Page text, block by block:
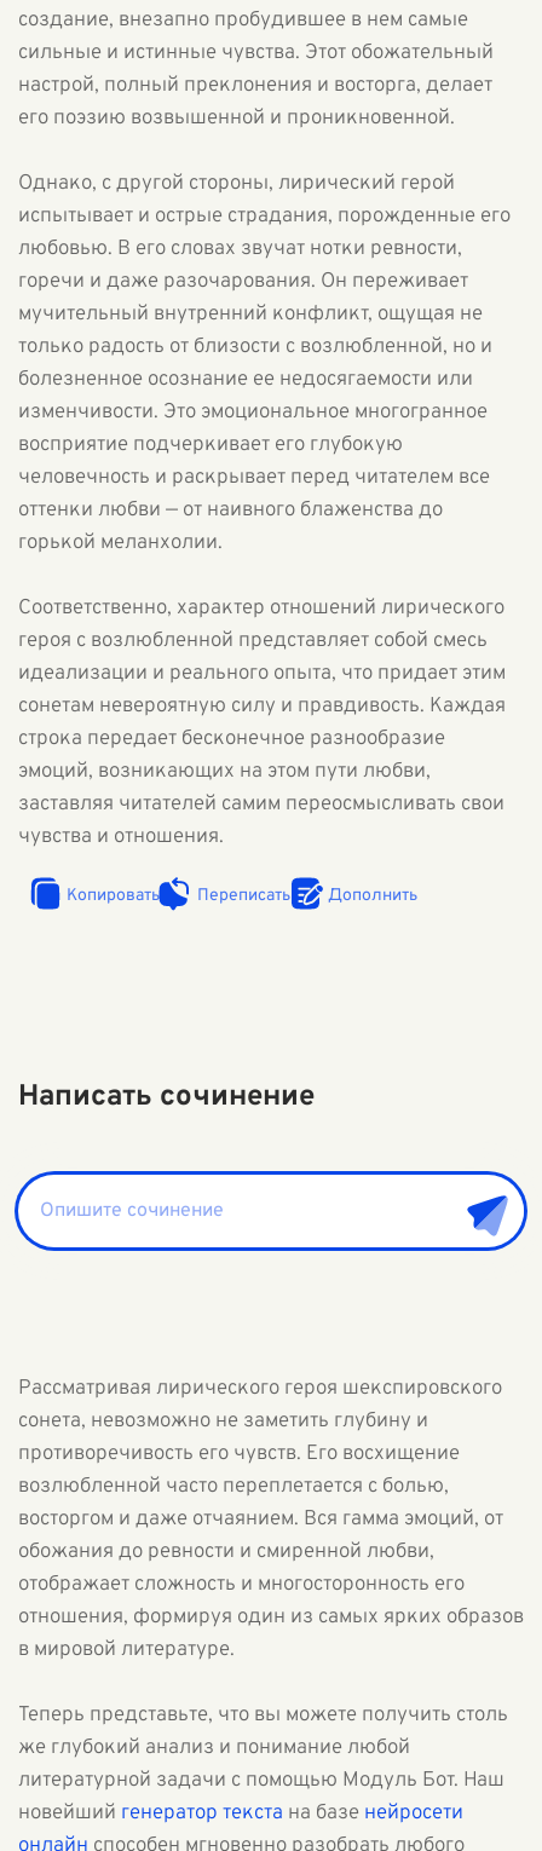
создание, внезапно пробудившее в нем самые
сильные и истинные чувства. Этот обожательный
настрой, полный преклонения и восторга, делает
его поэзию возвышенной и проникновенной.
Однако, с другой стороны, лирический герой
испытывает и острые страдания, порожденные его
любовью. В его словах звучат нотки ревности,
горечи и даже разочарования. Он переживает
мучительный внутренний конфликт, ощущая не
только радость от близости с возлюбленной, но и
болезненное осознание ее недосягаемости или
изменчивости. Это эмоциональное многогранное
восприятие подчеркивает его глубокую
человечность и раскрывает перед читателем все
оттенки любви — от наивного блаженства до
горькой меланхолии.
Соответственно, характер отношений лирического
героя с возлюбленной представляет собой смесь
идеализации и реального опыта, что придает этим
сонетам невероятную силу и правдивость. Каждая
строка передает бесконечное разнообразие
эмоций, возникающих на этом пути любви,
заставляя читателей самим переосмысливать свои
чувства и отношения.
Копировать Переписать Дополнить
Написать сочинение
Рассматривая лирического героя шекспировского
сонета, невозможно не заметить глубину и
противоречивость его чувств. Его восхищение
возлюбленной часто переплетается с болью,
восторгом и даже отчаянием. Вся гамма эмоций, от
обожания до ревности и смиренной любви,
отображает сложность и многосторонность его
отношения, формируя один из самых ярких образов
в мировой литературе.
Теперь представьте, что вы можете получить столь
же глубокий анализ и понимание любой
литературной задачи с помощью Модуль Бот. Наш
новейший генератор текста на базе нейросети